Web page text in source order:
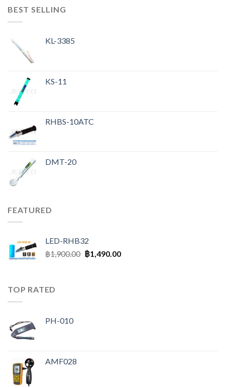
BEST SELLING
KL-3385
KS-11
RHBS-10ATC
DMT-20
FEATURED
LED-RHB32
฿1,900.00 ฿1,490.00
TOP RATED
PH-010
AMF028